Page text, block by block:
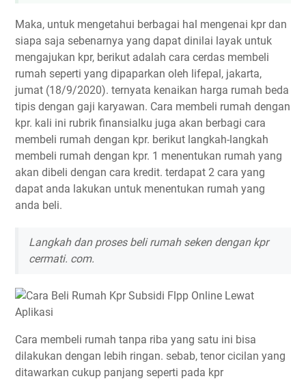
Maka, untuk mengetahui berbagai hal mengenai kpr dan
siapa saja sebenarnya yang dapat dinilai layak untuk
mengajukan kpr, berikut adalah cara cerdas membeli
rumah seperti yang dipaparkan oleh lifepal, jakarta,
jumat (18/9/2020). ternyata kenaikan harga rumah beda
tipis dengan gaji karyawan. Cara membeli rumah dengan
kpr. kali ini rubrik finansialku juga akan berbagi cara
membeli rumah dengan kpr. berikut langkah-langkah
membeli rumah dengan kpr. 1 menentukan rumah yang
akan dibeli dengan cara kredit. terdapat 2 cara yang
dapat anda lakukan untuk menentukan rumah yang
anda beli.
Langkah dan proses beli rumah seken dengan kpr
cermati. com.
Cara membeli rumah tanpa riba yang satu ini bisa
dilakukan dengan lebih ringan. sebab, tenor cicilan yang
ditawarkan cukup panjang seperti pada kpr